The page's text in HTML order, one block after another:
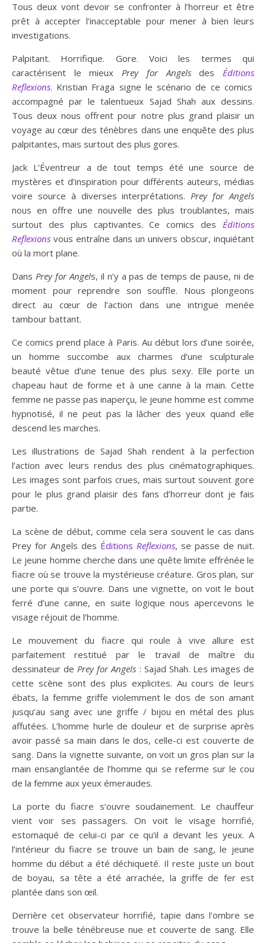
Tous deux vont devoir se confronter à l’horreur et être
prêt à accepter l’inacceptable pour mener à bien leurs
investigations.
Palpitant. Horrifique. Gore. Voici les termes qui
caractérisent le mieuxPrey for AngelsdesÉditions
Reflexions. Kristian Fraga signe le scénario de ce comics
accompagné par le talentueux Sajad Shah aux dessins.
Tous deux nous offrent pour notre plus grand plaisir un
voyage au cœur des ténèbres dans une enquête des plus
palpitantes, mais surtout des plus gores.
Jack L’Éventreur a de tout temps été une source de
mystères et d’inspiration pour différents auteurs, médias
voire source à diverses interprétations.Prey for Angels
nous en offre une nouvelle des plus troublantes, mais
surtout des plus captivantes. Ce comics des
Éditions
Reflexions vous entraîne dans un univers obscur, inquiétant
où la mort plane.
Dans Prey for Angels, il n’y a pas de temps de pause, ni de
moment pour reprendre son souffle. Nous plongeons
direct au cœur de l’action dans une intrigue menée
tambour battant.
Ce comics prend place à Paris. Au début lors d’une soirée,
un homme succombe aux charmes d’une sculpturale
beauté vêtue d’une tenue des plus sexy. Elle porte un
chapeau haut de forme et à une canne à la main. Cette
femme ne passe pas inaperçu, le jeune homme est comme
hypnotisé, il ne peut pas la lâcher des yeux quand elle
descend les marches.
Les illustrations de Sajad Shah rendent à la perfection
l’action avec leurs rendus des plus cinématographiques.
Les images sont parfois crues, mais surtout souvent gore
pour le plus grand plaisir des fans d’horreur dont je fais
partie.
La scène de début, comme cela sera souvent le cas dans
Prey for Angels des Éditions Reflexions, se passe de nuit.
Le jeune homme cherche dans une quête limite effrénée le
fiacre où se trouve la mystérieuse créature. Gros plan, sur
une porte qui s’ouvre. Dans une vignette, on voit le bout
ferré d’une canne, en suite logique nous apercevons le
visage réjouit de l’homme.
Le mouvement du fiacre qui roule à vive allure est
parfaitement restitué par le travail de maître du
dessinateur dePrey for Angels : Sajad Shah. Les images de
cette scène sont des plus explicites. Au cours de leurs
ébats, la femme griffe violemment le dos de son amant
jusqu’au sang avec une griffe / bijou en métal des plus
affutées. L’homme hurle de douleur et de surprise après
avoir passé sa main dans le dos, celle-ci est couverte de
sang. Dans la vignette suivante, on voit un gros plan sur la
main ensanglantée de l’homme qui se referme sur le cou
de la femme aux yeux émeraudes.
La porte du fiacre s’ouvre soudainement. Le chauffeur
vient voir ses passagers. On voit le visage horrifié,
estomaqué de celui-ci par ce qu’il a devant les yeux. A
l’intérieur du fiacre se trouve un bain de sang, le jeune
homme du début a été déchiqueté. Il reste juste un bout
de boyau, sa tête a été arrachée, la griffe de fer est
plantée dans son œil.
Derrière cet observateur horrifié, tapie dans l’ombre se
trouve la belle ténébreuse nue et couverte de sang. Elle